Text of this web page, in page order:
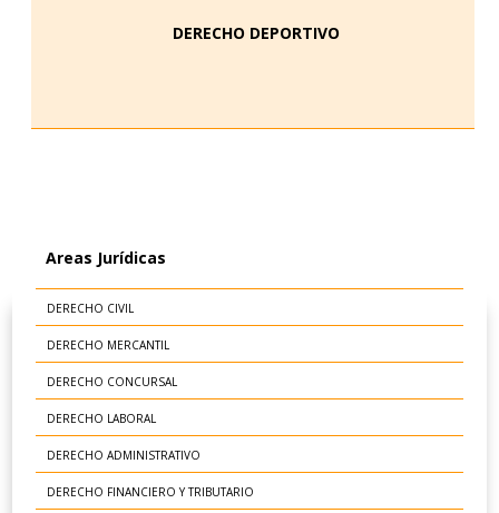
DERECHO DEPORTIVO
Areas Jurídicas
DERECHO CIVIL
DERECHO MERCANTIL
DERECHO CONCURSAL
DERECHO LABORAL
DERECHO ADMINISTRATIVO
DERECHO FINANCIERO Y TRIBUTARIO